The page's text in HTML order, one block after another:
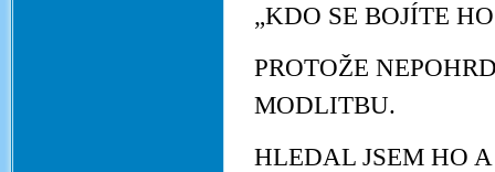
„KDO SE BOJÍTE
PROTOŽE
MODLITBU.
HLEDAL JSEM HO